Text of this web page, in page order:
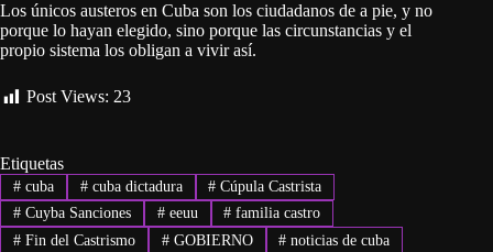
Los únicos austeros en Cuba son los ciudadanos de a pie, y no
porque lo hayan elegido, sino porque las circunstancias y el
propio sistema los obligan a vivir así.
Post Views: 23
Etiquetas
#cuba #cuba dictadura # Cúpula Castrista
#Cuyba Sanciones #eeuu # familia castro
#Fin del Castrismo #GOBIERNO # noticias de cuba